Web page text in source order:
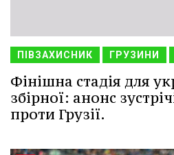
ПІВЗАХИСНИК ГРУЗИНИ
Фінішна стадія для
збірної: анонс
проти Грузії.